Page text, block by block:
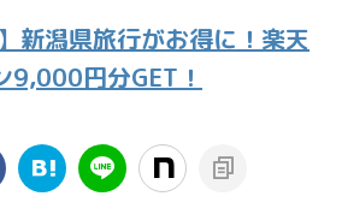
新潟県旅行がお得に！楽天
9,000円分GET！